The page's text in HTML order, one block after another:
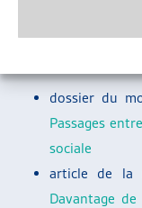
Deux publications
sont résumées
dossier du
Passages
sociale
article de la
Davantage